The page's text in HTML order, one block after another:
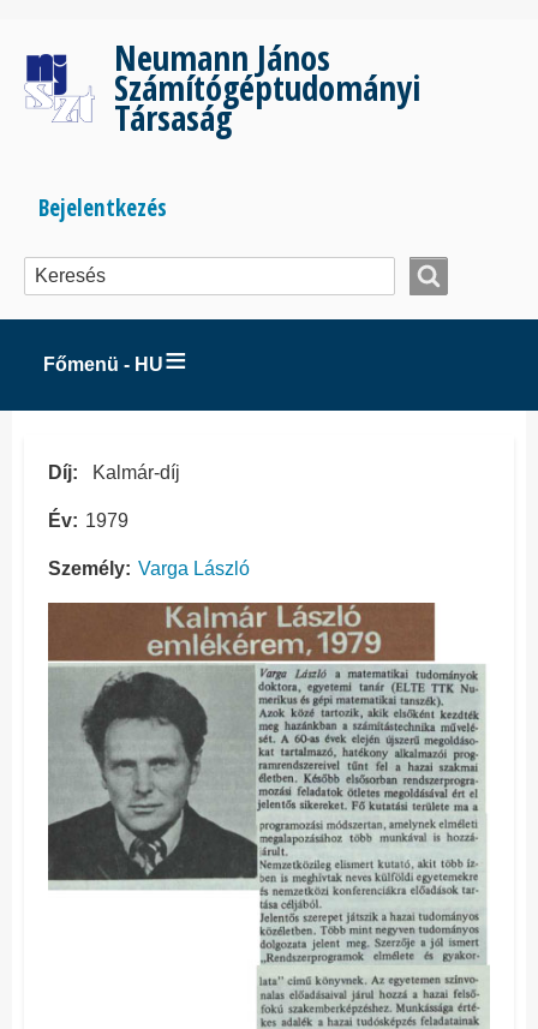
tartalomra
Neumann János
Számítógéptudományi
Társaság
Bejelentkezés
menüje
Bejelentkezés
Főmenü - HU
Díj Kalmár-díj
Év 1979
Személy Varga László